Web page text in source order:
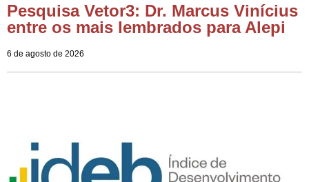
Pesquisa Vetor3: Dr. Marcus Vinícius
entre os mais lembrados para Alepi
6 de agosto de 2026